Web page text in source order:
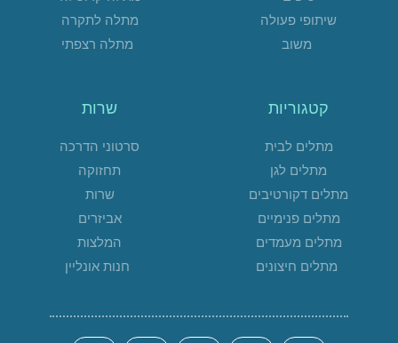
שיתופי פעולה
משוב
מתלה לתקרה
מתלה רצפתי
קטגוריות
מתלים לבית
מתלים לגן
מתלים דקורטיבים
מתלים פנימיים
מתלים מעמדים
מתלים חיצונים
שרות
סרטוני הדרכה
תחזוקה
שרות
אביזרים
המלצות
חנות אונליין